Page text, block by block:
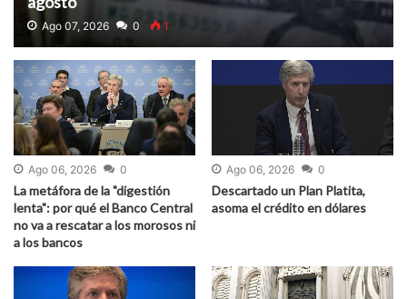
Ago 07, 2026 0 1
Ago 06, 2026 0
La metáfora de la "digestión
lenta": por qué el Banco Central
no va a rescatar a los morosos ni
a los bancos
Ago 06, 2026 0
Descartado un Plan Platita,
asoma el crédito en dólares